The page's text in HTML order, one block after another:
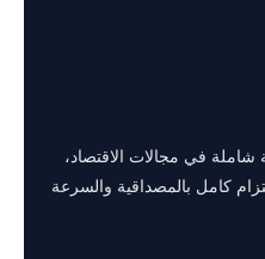
شاملة في مجالات الاقتصاد،
كامل بالمصداقية والسرعة